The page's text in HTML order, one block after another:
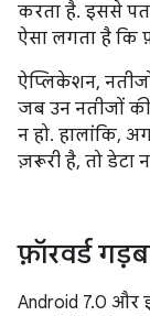
करता है. इससे
ऐसा लगता है कि
ऐप्लिकेशन,
जब उन नतीजों
न हो. हालांकि,
ज़रूरी है, तो डेटा
फ़ॉरवर्ड
Android 7.0 और